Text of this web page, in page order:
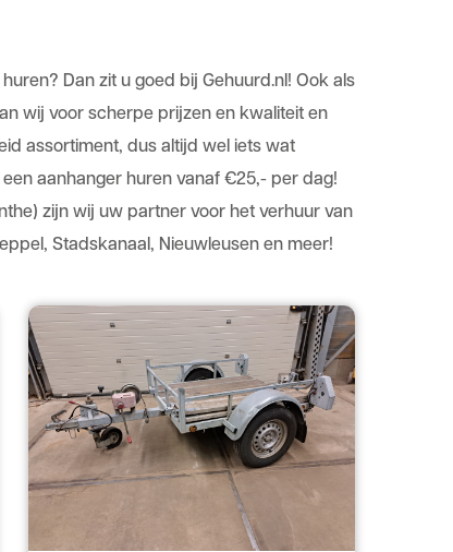
Dan zit u goed bij Gehuurd.nl! Ook als
wij voor scherpe prijzen en kwaliteit en
assortiment, dus altijd wel iets wat
aanhanger huren vanaf €25,- per dag!
) zijn wij uw partner voor het verhuur van
, Stadskanaal, Nieuwleusen en meer!